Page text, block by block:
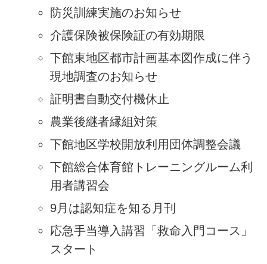
防災訓練実施のお知らせ
介護保険被保険証の有効期限
下館東地区都市計画基本図作成に伴う
現地調査のお知らせ
証明書自動交付機休止
農業後継者縁組対策
下館地区学校開放利用団体調整会議
下館総合体育館トレーニングルーム利
用者講習会
9月は認知症を知る月刊
応急手当導入講習「救命入門コース」
スタート